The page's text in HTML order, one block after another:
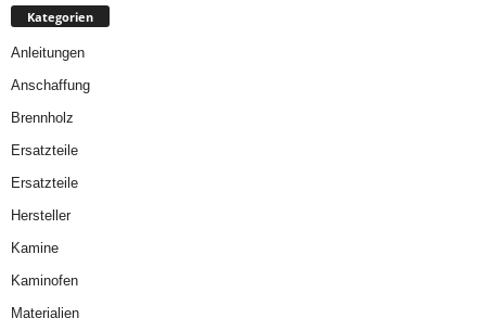
Kategorien
Anleitungen
Anschaffung
Brennholz
Ersatzteile
Ersatzteile
Hersteller
Kamine
Kaminofen
Materialien